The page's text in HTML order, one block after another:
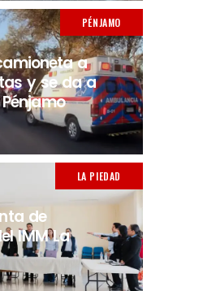
PÉNJAMO
a
y se da a
LA PIEDAD
de
IMM La